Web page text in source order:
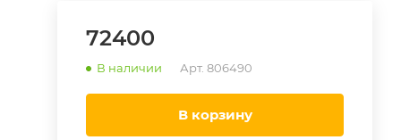
72400
В наличии Арт. 806490
в корзину